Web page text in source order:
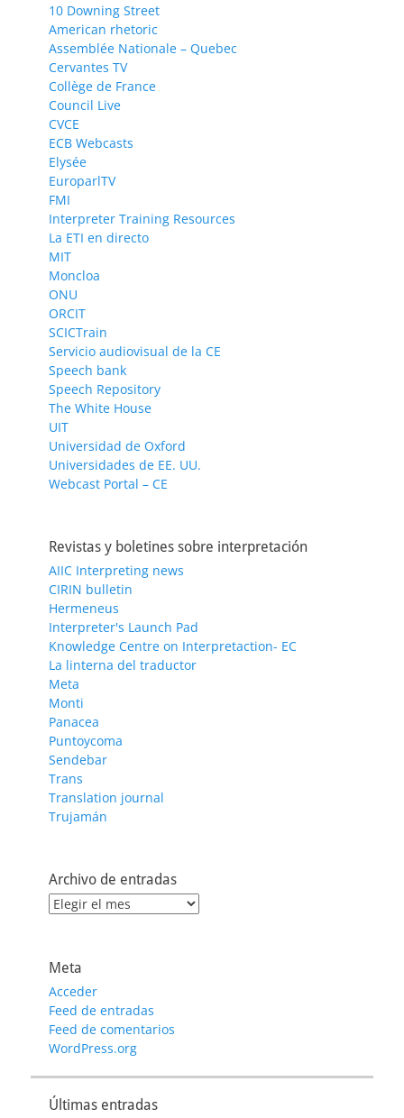
10 Downing Street
American rhetoric
Assemblée Nationale – Quebec
Cervantes TV
Collège de France
Council Live
CVCE
ECB Webcasts
Elysée
EuroparlTV
FMI
Interpreter Training Resources
La ETI en directo
MIT
Moncloa
ONU
ORCIT
SCICTrain
Servicio audiovisual de la CE
Speech bank
Speech Repository
The White House
UIT
Universidad de Oxford
Universidades de EE. UU.
Webcast Portal – CE
Revistas y boletines sobre interpretación
AIIC Interpreting news
CIRIN bulletin
Hermeneus
Interpreter's Launch Pad
Knowledge Centre on Interpretaction- EC
La linterna del traductor
Meta
Monti
Panacea
Puntoycoma
Sendebar
Trans
Translation journal
Trujamán
Archivo de entradas
Archivo
Meta
Acceder
Feed de entradas
Feed de comentarios
WordPress.org
Últimas entradas